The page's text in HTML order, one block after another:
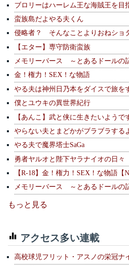
ブロリーはハーレム王な海賊王を目
蛮族島だよやる夫くん
侵略者？ そんなことよりおねショ
【エター】専守防衛蛮族
メモリーバース ～とあるドールの
金！権力！SEX！な物語
やる夫は神州日乃本をダイスで旅を
僕とユウキの異世界紀行
【あんこ】武と侠に生きたいようで
やらない夫とまどかがブラブラする
やる夫で魔界塔士SaGa
勇者ヤルオと陛下ヤラナイオの日々
【R-18】金！権力！SEX！な物語【
メモリーバース ～とあるドールの
もっと見る
アクセス多い連載
高校球児フリット・アスノの栄冠ナ